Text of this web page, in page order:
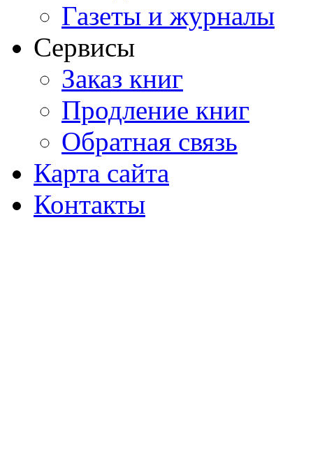
Газеты и журналы
Сервисы
Заказ книг
Продление книг
Обратная связь
Карта сайта
Контакты